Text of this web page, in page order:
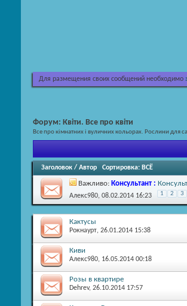
Для размещения своих сообщений необходимо
Форум: Квіти. Все про квіти
Все про кімнатних і вуличних кольорах. Рослини для
Заголовок / Автор Сортировка: ВСЁ
Важливо: Консультант :
Алекс980, 08.02.2014 16:23 1 2 3
Кактусы
Рокнаурт, 26.01.2014 15:38
Киви
Алекс980, 16.05.2014 00:18
Розы в квартире
Dehrev, 26.10.2014 17:57